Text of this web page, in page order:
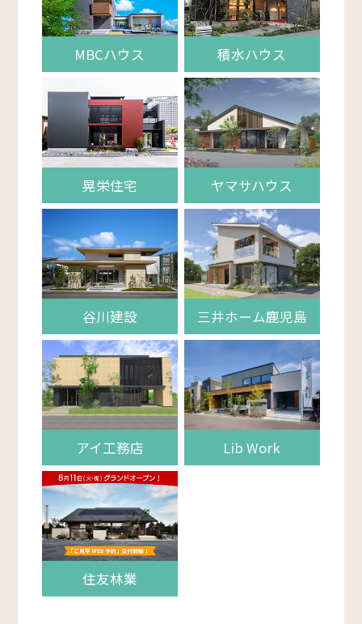
MBCハウス 積水ハウス
晃栄住宅 ヤマサハウス
谷川建設 三井ホーム鹿児島
アイ工務店 Lib Work
住友林業